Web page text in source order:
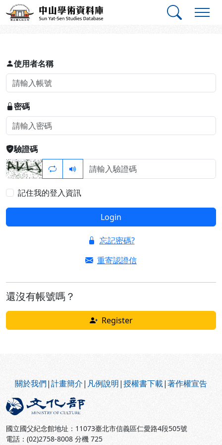
跳到主要內容
中山學術資料庫
登入
使用者名稱
密碼
驗證碼
記住我的登入資訊
Login
忘記密碼?
重寄認證信
還沒有帳號嗎？
Register
關於我們|計畫簡介| 凡例說明|授權書下載|著作權宣告
國立國父紀念館地址：11073臺北市信義區仁愛路4段505號
電話：(02)2758-8008 分機 725